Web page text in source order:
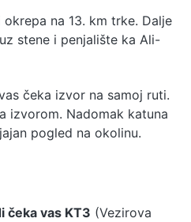
na 13. km trke. Dalje
stene i penjalište ka Ali-
čeka izvor na samoj ruti.
izvorom. Nadomak katuna
pogled na okolinu.
čeka vas KT3 (Vezirova